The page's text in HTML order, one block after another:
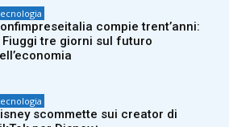
compie trent’anni:
Fiuggi tre giorni sul futuro
scommette sui creator di